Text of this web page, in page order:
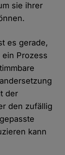
sie ihrer
es gerade,
Prozess
der
den zufällig
kann